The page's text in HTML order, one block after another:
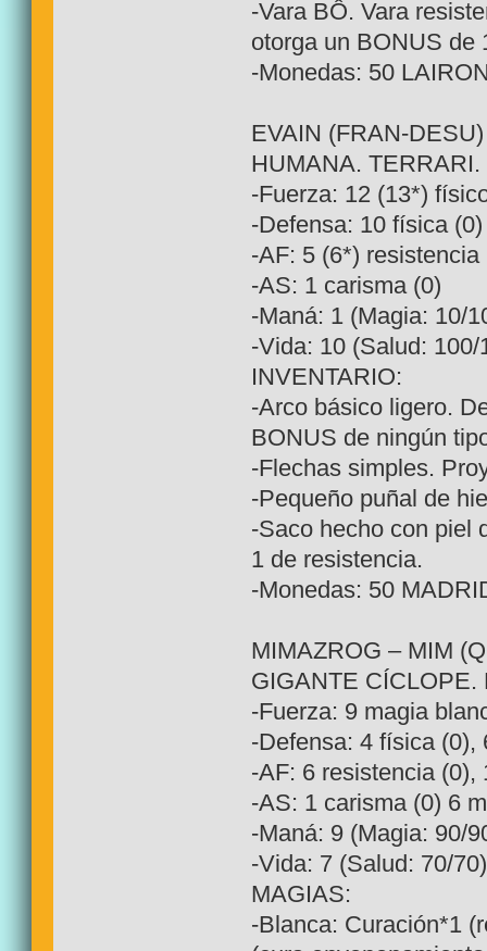
-Vara BÔ. Vara
otorga un BONUS de
-Monedas: 50
EVAIN (FRAN-DESU)
HUMANA. TERRARI.
-Fuerza: 12 (13*)
-Defensa: 10 física (0)
-AF: 5 (6*)
-AS: 1 carisma (0)
-Maná: 1 (Magia: 10/
-Vida: 10 (Salud: 100/
INVENTARIO:
-Arco básico ligero.
BONUS de ningún
-Flechas simples.
-Pequeño puñal de
-Saco hecho con piel
1 de resistencia.
-Monedas: 50
MIMAZROG – MIM
GIGANTE CÍCLOPE.
-Fuerza: 9 magia
-Defensa: 4 física (0),
-AF: 6 resistencia (0),
-AS: 1 carisma (0) 6
-Maná: 9 (Magia: 90/
-Vida: 7 (Salud: 70/
MAGIAS:
-Blanca: Curación*1